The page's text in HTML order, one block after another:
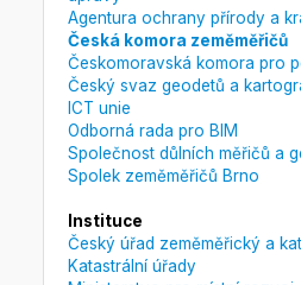
Agentura ochrany přírody a
Česká komora zeměměřičů
Českomoravská komora pro
Český svaz geodetů a
ICT unie
Odborná rada pro BIM
Společnost důlních měřičů a
Spolek zeměměřičů Brno
Instituce
Český úřad zeměměřický a
Katastrální úřady